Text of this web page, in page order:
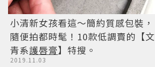
小清新女孩看這〜簡約質感包裝，
隨便拍都時髦！10款低調賣的【文
青系護唇膏】特搜。
2019.11.03